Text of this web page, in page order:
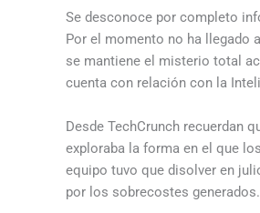
Se desconoce por completo
Por el momento no ha llegado
se mantiene el misterio total
cuenta con relación con la
Desde TechCrunch recuerdan
exploraba la forma en el que
equipo tuvo que disolver en
por los sobrecostes generados.